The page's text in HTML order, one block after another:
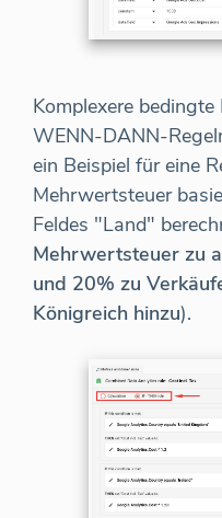
Komplexere
WENN-DANN-
ein Beispiel für eine
Mehrwertsteuer
Feldes "Land"
Mehrwertsteuer zu
und 20% zu
Königreich hinzu).